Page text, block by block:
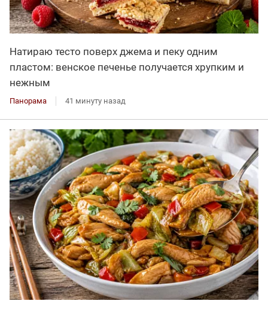
Натираю тесто поверх джема и пеку одним
пластом: венское печенье получается хрупким и
нежным
Панорама 41 минуту назад